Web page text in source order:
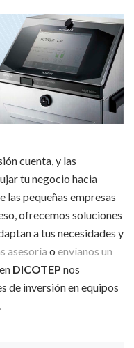
cuenta, y las
tu negocio hacia
las pequeñas empresas
ofrecemos soluciones
a tus necesidades y
asesoría o envíanos un
DICOTEP nos
de inversión en equipos